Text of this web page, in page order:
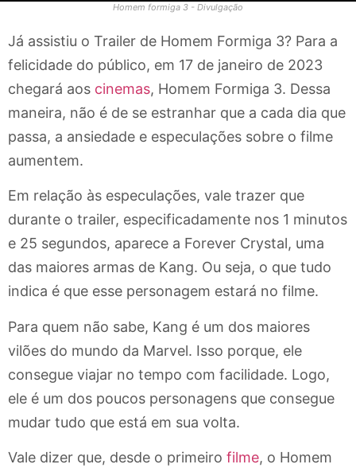
Homem formiga 3 - Divulgação
Já assistiu o Trailer de Homem Formiga 3? Para a
felicidade do público, em 17 de janeiro de 2023
chegará aos cinemas, Homem Formiga 3. Dessa
maneira, não é de se estranhar que a cada dia que
passa, a ansiedade e especulações sobre o filme
aumentem.
Em relação às especulações, vale trazer que
durante o trailer, especificadamente nos 1 minutos
e 25 segundos, aparece a Forever Crystal, uma
das maiores armas de Kang. Ou seja, o que tudo
indica é que esse personagem estará no filme.
Para quem não sabe, Kang é um dos maiores
vilões do mundo da Marvel. Isso porque, ele
consegue viajar no tempo com facilidade. Logo,
ele é um dos poucos personagens que consegue
mudar tudo que está em sua volta.
Vale dizer que, desde o primeiro filme, o Homem